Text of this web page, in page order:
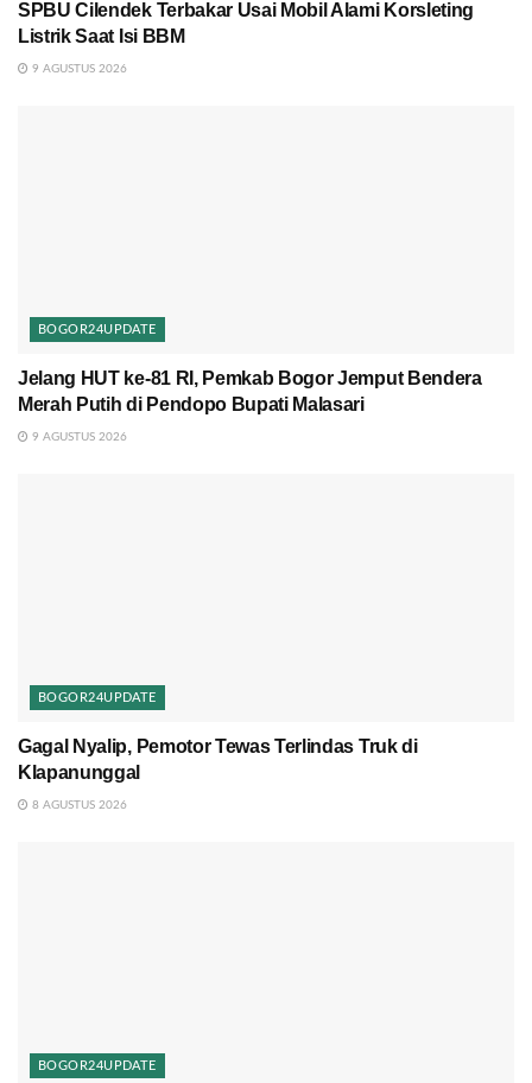
SPBU Cilendek Terbakar Usai Mobil Alami Korsleting
Listrik Saat Isi BBM
9 AGUSTUS 2026
BOGOR24UPDATE
Jelang HUT ke-81 RI, Pemkab Bogor Jemput Bendera
Merah Putih di Pendopo Bupati Malasari
9 AGUSTUS 2026
BOGOR24UPDATE
Gagal Nyalip, Pemotor Tewas Terlindas Truk di
Klapanunggal
8 AGUSTUS 2026
BOGOR24UPDATE